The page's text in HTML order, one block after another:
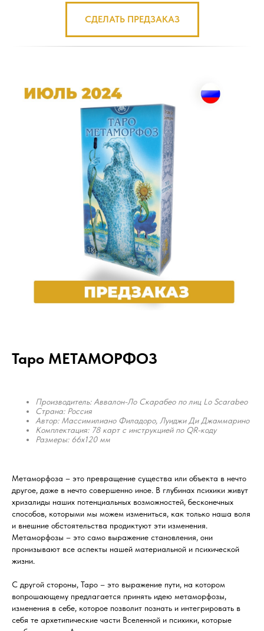
СДЕЛАТЬ ПРЕДЗАКАЗ
Таро МЕТАМОРФОЗ
Производитель: Аввалон-Ло Скарабео по лиц Lo Scarabeo
Страна: Россия
Автор: Массимилиано Филадоро, Луиджи Ди Джаммарино
Комплектация: 78 карт с инструкцией по QR-коду
Размеры: 66x120 мм
Метаморфоза – это превращение существа или объекта в нечто
другое, даже в нечто совершенно иное. В глубинах психики живут
хризалиды наших потенциальных возможностей, бесконечных
способов, которыми мы можем измениться, как только наша воля
и внешние обстоятельства продиктуют эти изменения.
Метаморфозы – это само выражение становления, они
пронизывают все аспекты нашей материальной и психической
жизни.
С другой стороны, Таро – это выражение пути, на котором
вопрошающему предлагается принять идею метаморфозы,
изменения в себе, которое позволит познать и интегрировать в
себя те архетипические части Вселенной и психики, которые